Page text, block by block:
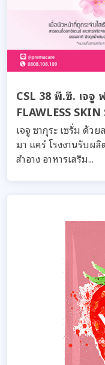
CSL 38 พี.ซี. เจจู
FLAWLESS SKIN
เจจู ซากุระ เซรั่ม ด้ว
มา แคร์ โรงงานรับผลิ
สำอาง อาหารเสริม...